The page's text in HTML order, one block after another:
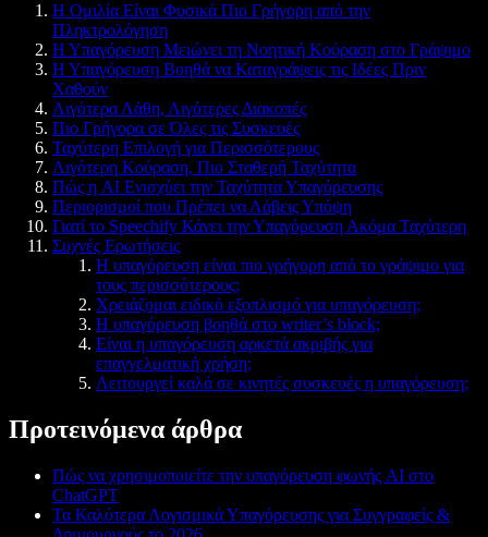
Η Ομιλία Είναι Φυσικά Πιο Γρήγορη από την
Πληκτρολόγηση
Η Υπαγόρευση Μειώνει τη Νοητική Κούραση στο Γράψιμο
Η Υπαγόρευση Βοηθά να Καταγράψεις τις Ιδέες Πριν
Χαθούν
Λιγότερα Λάθη, Λιγότερες Διακοπές
Πιο Γρήγορα σε Όλες τις Συσκευές
Ταχύτερη Επιλογή για Περισσότερους
Λιγότερη Κούραση, Πιο Σταθερή Ταχύτητα
Πώς η AI Ενισχύει την Ταχύτητα Υπαγόρευσης
Περιορισμοί που Πρέπει να Λάβεις Υπόψη
Γιατί το Speechify Κάνει την Υπαγόρευση Ακόμα Ταχύτερη
Συχνές Ερωτήσεις
Η υπαγόρευση είναι πιο γρήγορη από το γράψιμο για
τους περισσότερους;
Χρειάζομαι ειδικό εξοπλισμό για υπαγόρευση;
Η υπαγόρευση βοηθά στο writer’s block;
Είναι η υπαγόρευση αρκετά ακριβής για
επαγγελματική χρήση;
Λειτουργεί καλά σε κινητές συσκευές η υπαγόρευση;
Προτεινόμενα άρθρα
Πώς να χρησιμοποιείτε την υπαγόρευση φωνής AI στο
ChatGPT
Τα Καλύτερα Λογισμικά Υπαγόρευσης για Συγγραφείς &